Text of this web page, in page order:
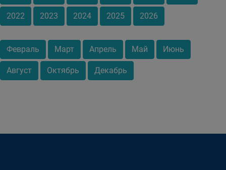
2022 2023 2024 2025 2026
Февраль Март Апрель Май Июнь
Август Октябрь Декабрь